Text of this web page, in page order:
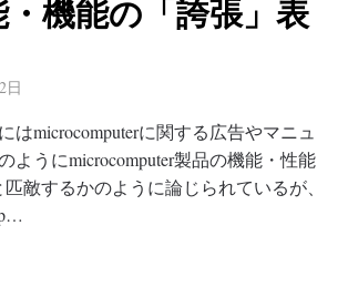
機能の「誇張」表
日
はmicrocomputerに関する広告やマニュ
ようにmicrocomputer製品の機能・性能
匹敵するかのように論じられているが、